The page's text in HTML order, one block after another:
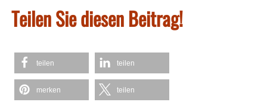
Teilen Sie diesen Beitrag!
teilen teilen
merken teilen